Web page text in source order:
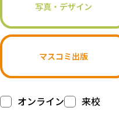
写真・デザイン
マスコミ出版
オンライン 来校